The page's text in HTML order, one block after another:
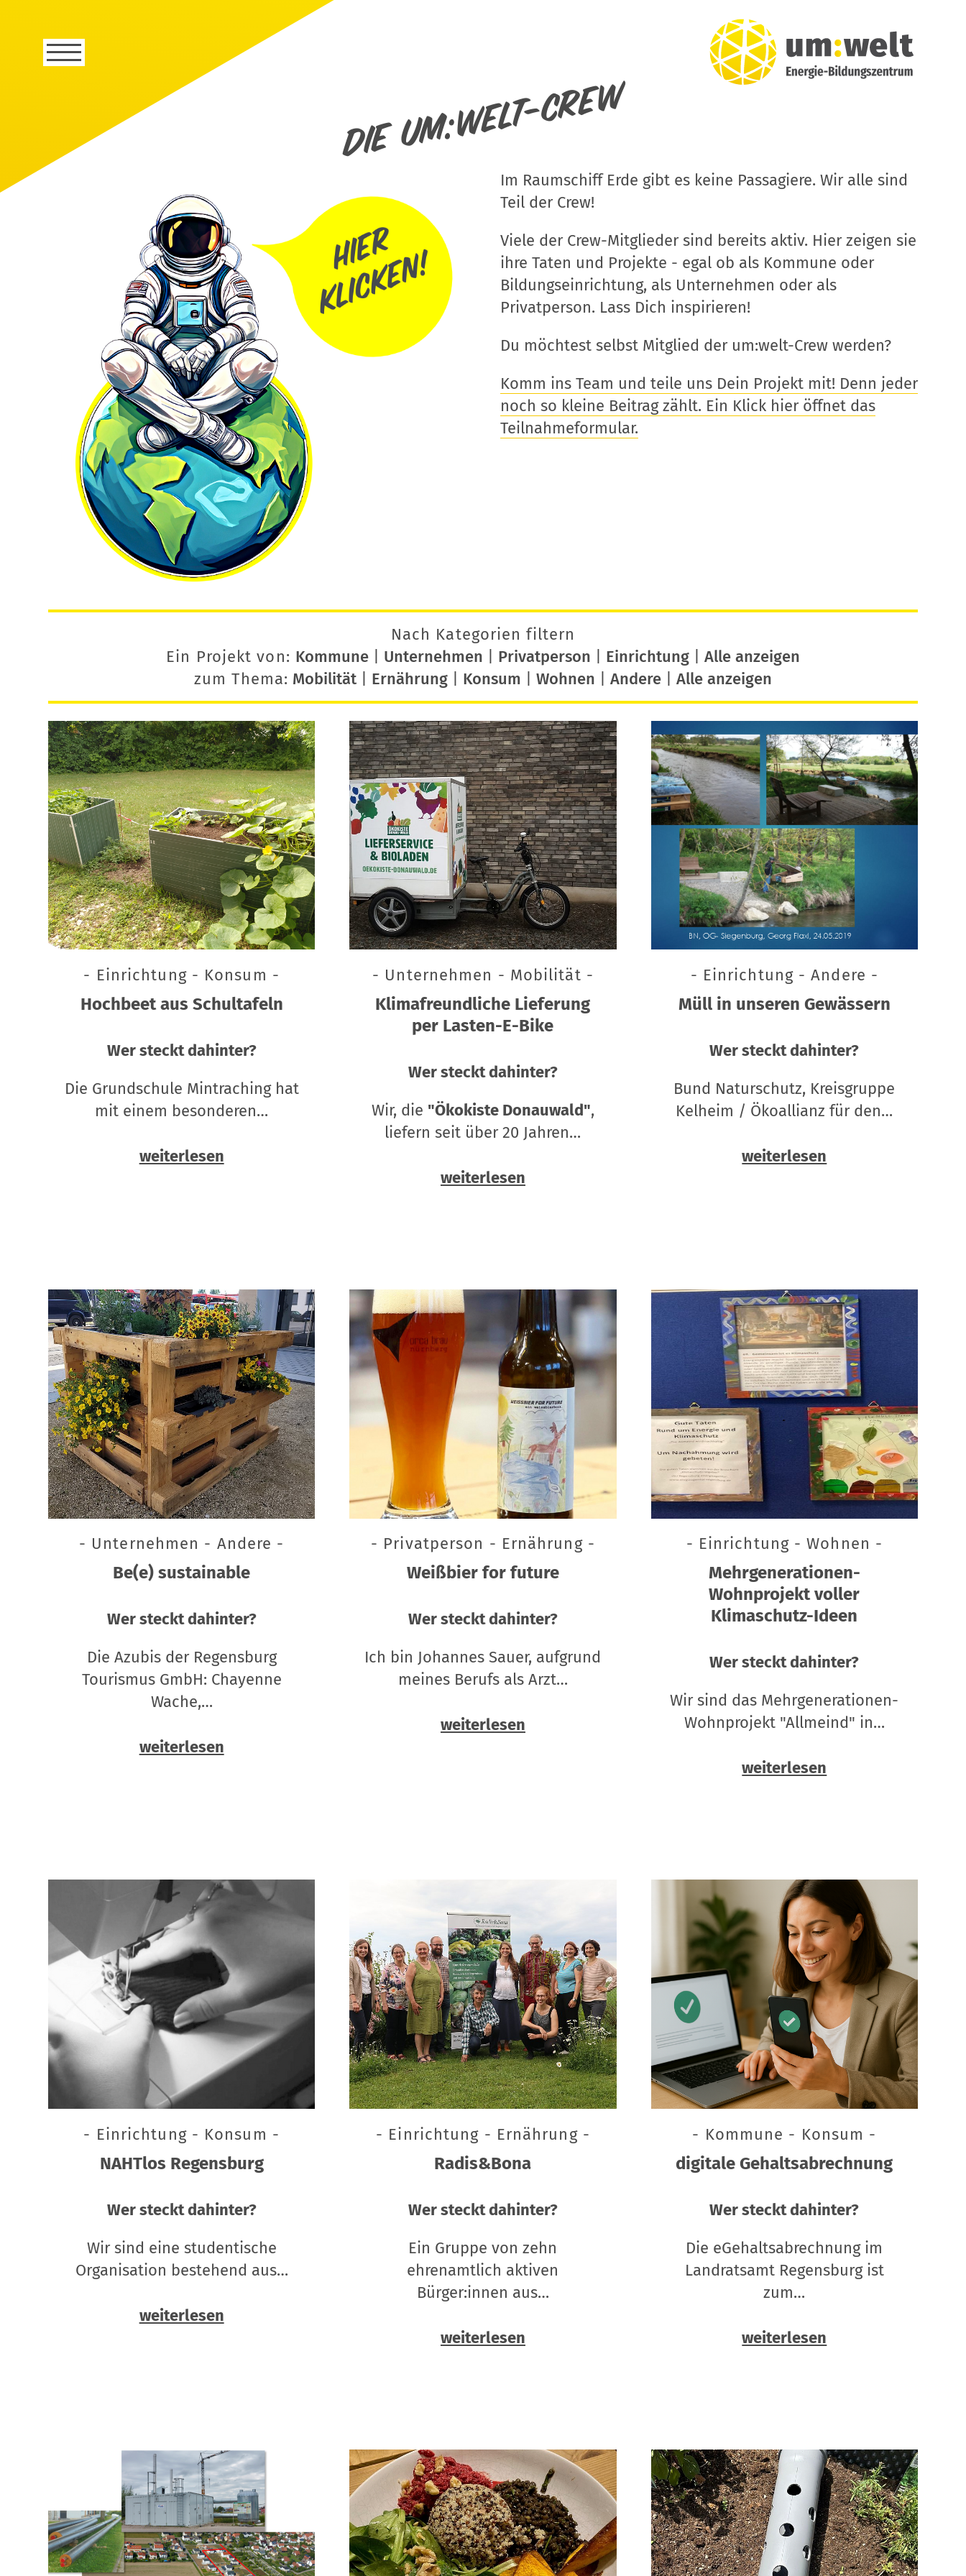
Die um:welt-Crew
Im Raumschiff Erde gibt es keine Passagiere. Wir alle sind
Teil der Crew!
Viele der Crew-Mitglieder sind bereits aktiv. Hier zeigen sie
ihre Taten und Projekte - egal ob als Kommune oder
Bildungseinrichtung, als Unternehmen oder als
Privatperson. Lass Dich inspirieren!
Du möchtest selbst Mitglied der um:welt-Crew werden?
Komm ins Team und teile uns Dein Projekt mit! Denn jeder
noch so kleine Beitrag zählt. Ein Klick hier öffnet das
Teilnahmeformular.
Nach Kategorien filtern
Ein Projekt von: Kommune| Unternehmen Privatperson Einrichtung| Alle anzeigen
zum Thema: Mobilität Ernährung Konsum Wohnen Andere Alle anzeigen
- Einrichtung - Konsum -
Hochbeet aus Schultafeln
Wer steckt dahinter?
Die Grundschule Mintraching hat
mit einem besonderen…
weiterlesen
- Unternehmen - Mobilität -
Klimafreundliche Lieferung
per Lasten-E-Bike
Wer steckt dahinter?
Wir, die "Ökokiste Donauwald",
liefern seit über 20 Jahren…
weiterlesen
- Einrichtung - Andere -
Müll in unseren Gewässern
Wer steckt dahinter?
Bund Naturschutz, Kreisgruppe
Kelheim / Ökoallianz für den…
weiterlesen
- Unternehmen - Andere -
Be(e) sustainable
Wer steckt dahinter?
Die Azubis der Regensburg
Tourismus GmbH: Chayenne
Wache,…
weiterlesen
- Privatperson - Ernährung -
Weißbier for future
Wer steckt dahinter?
Ich bin Johannes Sauer, aufgrund
meines Berufs als Arzt…
weiterlesen
- Einrichtung - Wohnen -
Mehrgenerationen-
Wohnprojekt voller
Klimaschutz-Ideen
Wer steckt dahinter?
Wir sind das Mehrgenerationen-
Wohnprojekt "Allmeind" in…
weiterlesen
- Einrichtung - Konsum -
NAHTlos Regensburg
Wer steckt dahinter?
Wir sind eine studentische
Organisation bestehend aus…
weiterlesen
- Einrichtung - Ernährung -
Radis&Bona
Wer steckt dahinter?
Ein Gruppe von zehn
ehrenamtlich aktiven
Bürger:innen aus…
weiterlesen
- Kommune - Konsum -
digitale Gehaltsabrechnung
Wer steckt dahinter?
Die eGehaltsabrechnung im
Landratsamt Regensburg ist
zum…
weiterlesen